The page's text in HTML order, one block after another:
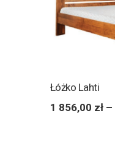
Łóżko Lahti
1 856,00 zł –